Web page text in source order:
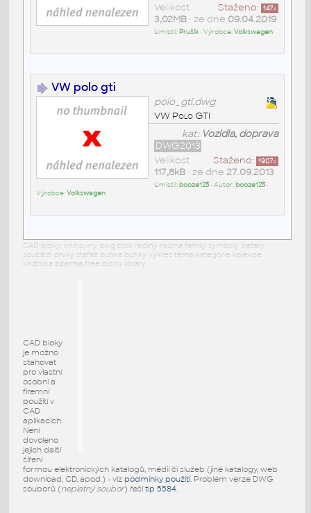
Staženo: 147x
Velikost
3,02MB• ze dne 09.04.2019
Umístil: Prušík• Výrobce:Volkswagen
VW polo gti
polo_gti.dwg
VW Polo GTI
kat: Vozidla, doprava
DWG2013
Staženo: 1907x
Velikost
117,8kB• ze dne 27.09.2013
Umístil: booze125• Autor: booze125•
Výrobce:Volkswagen
CAD bloky: knihovny dwg blok rodiny rodina family symboly detaily
součásti prvky stafáž buňka buňky výkres téma kategorie kolekce
knižnica zdarma free block library
CAD bloky
je možno
stahovat
pro vlastní
osobní a
firemní
použití v
CAD
aplikacích.
Není
dovoleno
jejich další
šíření
formou elektronických katalogů, médií či služeb (jiné katalogy, web
download, CD, apod.) - viz podmínky použití. Problém verze DWG
souborů (neplatný soubor) řešítip 5584.